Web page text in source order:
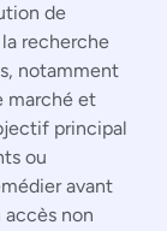
de
recherche
notamment
marché et
principal
ou
avant
non